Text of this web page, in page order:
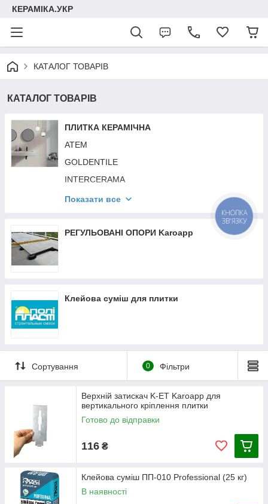
КЕРАМІКА.УКР
КАТАЛОГ ТОВАРІВ
КАТАЛОГ ТОВАРІВ
ПЛИТКА КЕРАМІЧНА
АТЕМ
GOLDENTILE
INTERCERAMA
TEO CERAMICS (ALLORE GROUP)
OPOCZNO
Показати все
РЕГУЛЬОВАНІ ОПОРИ Karoapp
Клейова суміш для плитки
Сортування 0 Фільтри
Верхній затискач K-ET Karoapp для
вертикального кріплення плитки
Готово до відправки
116 ₴
Клейова суміш ПП-010 Professional (25 кг)
В наявності
КНОПКА
ЗВ'ЯЗКУ